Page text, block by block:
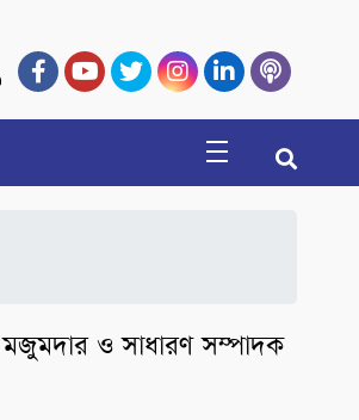
মজুমদার ও সাধারণ সম্পাদক